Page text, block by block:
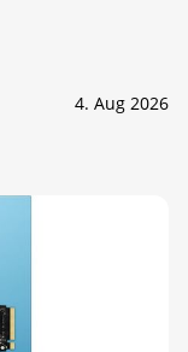
4. Aug 2026